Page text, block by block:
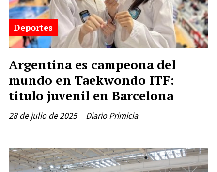
Argentina es campeona del
mundo en Taekwondo ITF:
titulo juvenil en Barcelona
Diario Primicia
Deportes
28 de julio de 2025